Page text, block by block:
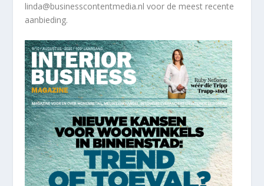
linda@businesscontentmedia.nl voor de meest recente
aanbieding.